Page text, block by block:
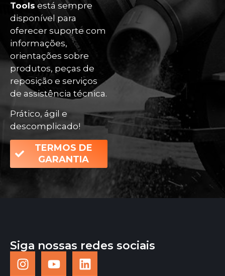
Tools está sempre
disponível para
oferecer suporte com
informações,
orientações sobre
produtos, peças de
reposição e serviços
de assistência técnica.
Prático, ágil e
descomplicado!
TERMOS DE
GARANTIA
Siga nossas redes sociais